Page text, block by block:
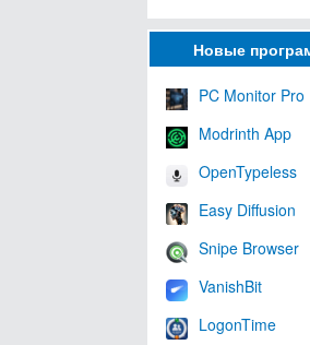
Новые
PC Monitor Pro
Modrinth App
OpenTypeless
Easy Diffusion
Snipe Browser
VanishBit
LogonTime